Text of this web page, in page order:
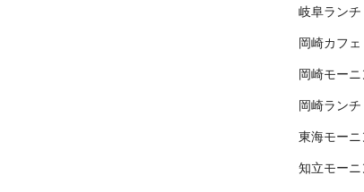
岐阜ランチ
岡崎カフェ
岡崎モー
岡崎ランチ
東海モーニ
知立モーニ